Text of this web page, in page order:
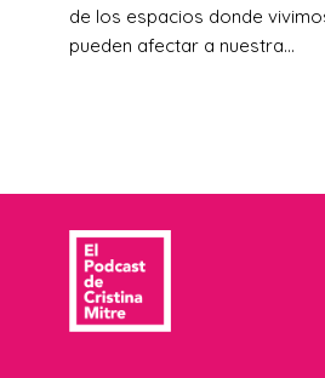
de los espacios donde
pueden afectar a nuestra...